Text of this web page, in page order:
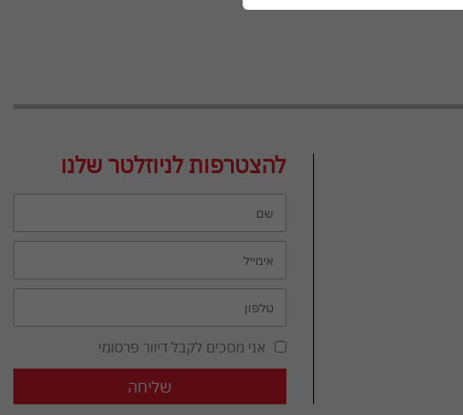
להצטרפות לניוזלטר שלנו
אני מסכים לקבל דיוור פרסומי
שליחה